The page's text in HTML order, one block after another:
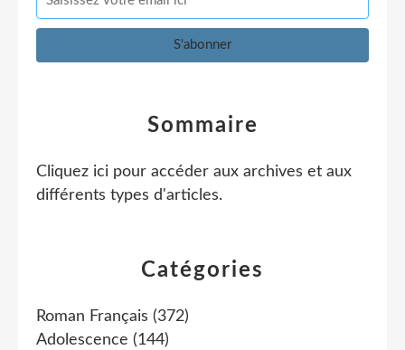
Catégories
Roman Français (372)
Adolescence (144)
Sommaire
Cliquez ici pour accéder aux archives et aux
différents types d'articles.